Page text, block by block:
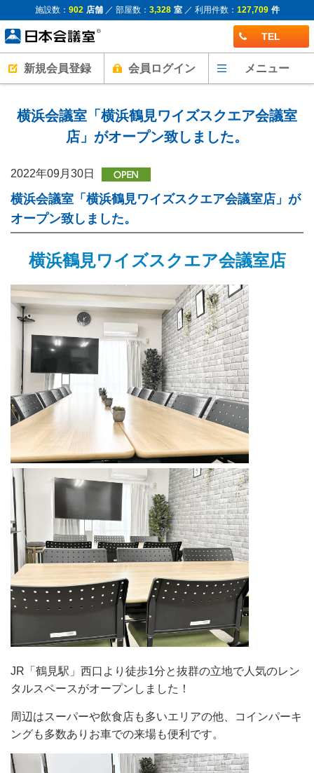
施設数： 902 店舗／ 部屋数： 3,328 室／ 利用件数： 127,709 件
TEL
新規会員登録 会員ログイン メニュー
横浜会議室「横浜鶴見ワイズスクエア会議室
店」がオープン致しました。
2022年09月30日
横浜会議室「横浜鶴見ワイズスクエア会議室店」が
オープン致しました。
横浜鶴見ワイズスクエア会議室店
JR「鶴見駅」西口より徒歩1分と抜群の立地で人気のレン
タルスペースがオープンしました！
周辺はスーパーや飲食店も多いエリアの他、コインパーキ
ングも多数ありお車での来場も便利です。